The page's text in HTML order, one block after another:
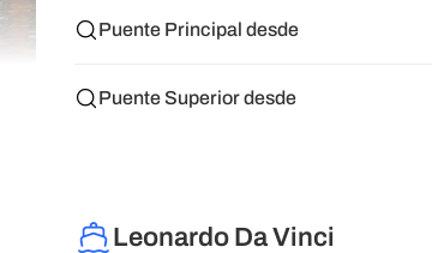
Puente Principal desde
Puente Superior desde
Leonardo Da Vinci